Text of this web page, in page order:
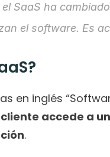
SaaS ha
el software. Es
en inglés
accede a
.